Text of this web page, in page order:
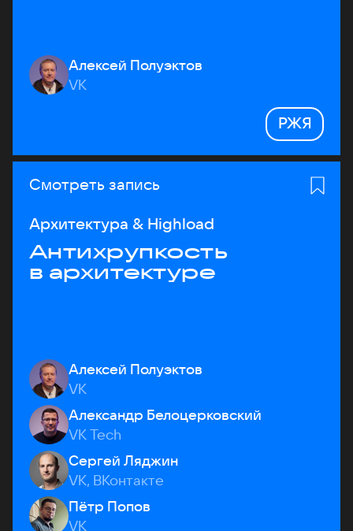
Алексей Полуэктов
VK
РЖЯ
Смотреть запись
Архитектура & Highload
Антихрупкость
в архитектуре
Алексей Полуэктов
VK
Александр Белоцерковский
VK Tech
Сергей Ляджин
VK, ВКонтакте
Пётр Попов
VK